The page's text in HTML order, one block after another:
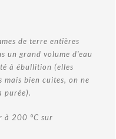
de terre entières
un grand volume d'eau
à ébullition (elles
mais bien cuites, on ne
purée).
à 200 °C sur